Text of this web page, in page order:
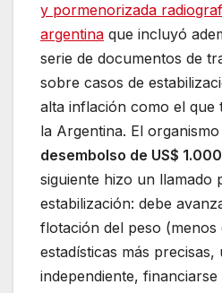
y pormenorizada
argentina que incluyó
serie de documentos de
sobre casos de
alta inflación como el que
la Argentina. El
desembolso de US$
siguiente hizo un llamado
estabilización: debe
flotación del peso
estadísticas más
independiente,